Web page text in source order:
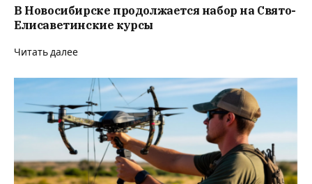
В Новосибирске продолжается набор на Свято-
Елисаветинские курсы
Читать далее